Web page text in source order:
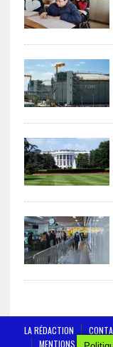
LA RÉDACTION
MENTIONS LÉGALES